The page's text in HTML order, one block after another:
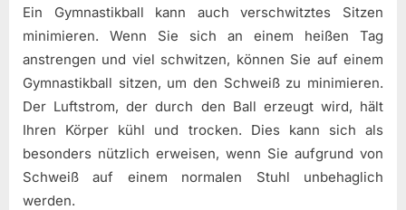
Ein Gymnastikball kann auch verschwitztes Sitzen
minimieren. Wenn Sie sich an einem heißen Tag
anstrengen und viel schwitzen, können Sie auf einem
Gymnastikball sitzen, um den Schweiß zu minimieren.
Der Luftstrom, der durch den Ball erzeugt wird, hält
Ihren Körper kühl und trocken. Dies kann sich als
besonders nützlich erweisen, wenn Sie aufgrund von
Schweiß auf einem normalen Stuhl unbehaglich
werden.